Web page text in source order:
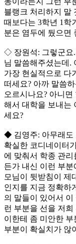
블랭크 처리하지 말
때보다는 3학년 1학
분은 염두에 뒀으면
◇ 장원석: 그렇군요.
님 말씀해주셨는데.
가장 현실적으로 다
떠세요? 아까 말씀
오르시나요? 아니
해서 대학을 보내는
세요?
◆ 김영주: 아무래도
확실한 코디네이터
에 맞춰서 학종 관
든가 내신 이런 부
모님이 뒷받침이 제
인지를 지금 정확하
의 말들이 있어서
런 부분을 선을 저
이한테 좀 미안한
부분이 확실치가 않